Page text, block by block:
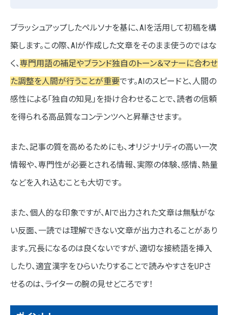
ブラッシュアップしたペルソナを基に、AIを活用して初稿を構
築します。この際、AIが作成した文章をそのまま使うのではな
く、専門用語の補足やブランド独自のトーン＆マナーに合わせ
た調整を人間が行うことが重要です。AIのスピードと、人間の
感性による「独自の知見」を掛け合わせることで、読者の信頼
を得られる高品質なコンテンツへと昇華させます。
また、記事の質を高めるためにも、オリジナリティの高い一次
情報や、専門性が必要とされる情報、実際の体験、感情、熱量
などを入れ込むことも大切です。
また、個人的な印象ですが、AIで出力された文章は無駄がな
い反面、一読では理解できない文章が出力されることがあり
ます。冗長になるのは良くないですが、適切な接続語を挿入
したり、適宜漢字をひらいたりすることで読みやすさをUPさ
せるのは、ライターの腕の見せどころです！